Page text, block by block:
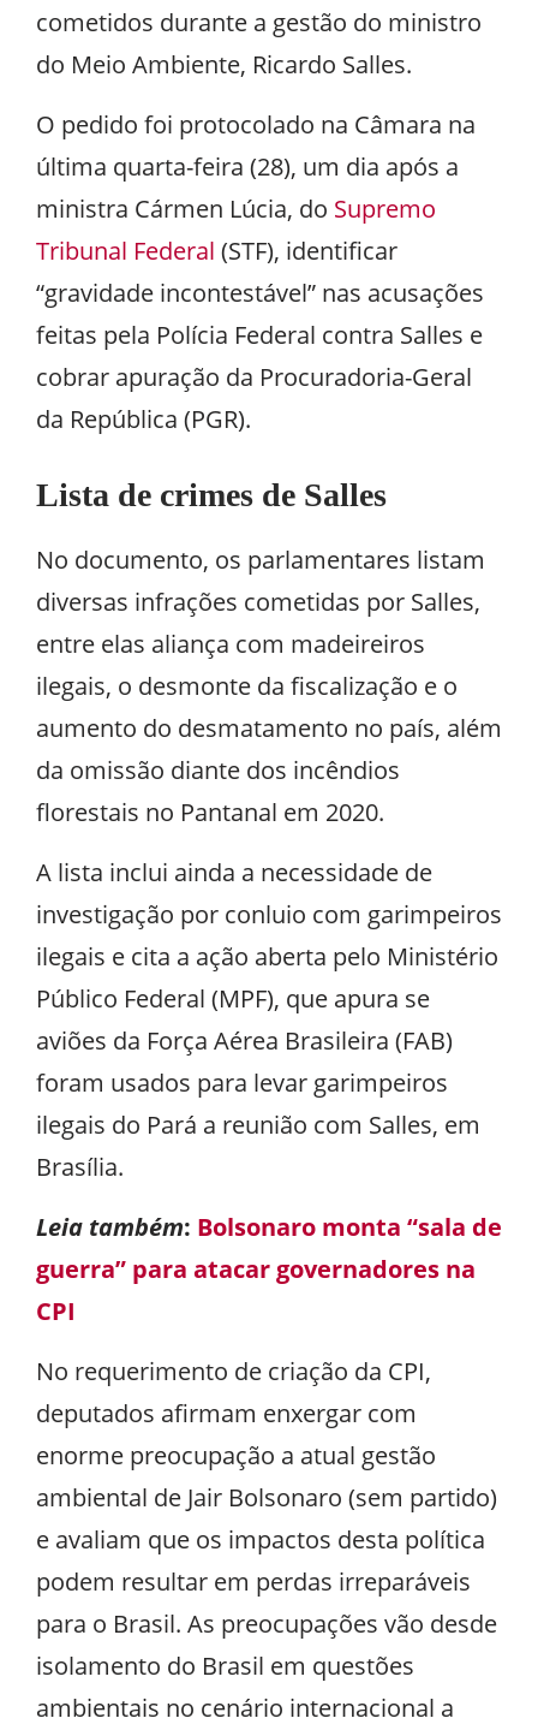
cometidos durante a gestão do ministro
do Meio Ambiente, Ricardo Salles.
O pedido foi protocolado na Câmara na
última quarta-feira (28), um dia após a
ministra Cármen Lúcia, do Supremo
Tribunal Federal (STF), identificar
“gravidade incontestável” nas acusações
feitas pela Polícia Federal contra Salles e
cobrar apuração da Procuradoria-Geral
da República (PGR).
Lista de crimes de Salles
No documento, os parlamentares listam
diversas infrações cometidas por Salles,
entre elas aliança com madeireiros
ilegais, o desmonte da fiscalização e o
aumento do desmatamento no país, além
da omissão diante dos incêndios
florestais no Pantanal em 2020.
A lista inclui ainda a necessidade de
investigação por conluio com garimpeiros
ilegais e cita a ação aberta pelo Ministério
Público Federal (MPF), que apura se
aviões da Força Aérea Brasileira (FAB)
foram usados para levar garimpeiros
ilegais do Pará a reunião com Salles, em
Brasília.
Leia também: Bolsonaro monta “sala de
guerra” para atacar governadores na
CPI
No requerimento de criação da CPI,
deputados afirmam enxergar com
enorme preocupação a atual gestão
ambiental de Jair Bolsonaro (sem partido)
e avaliam que os impactos desta política
podem resultar em perdas irreparáveis
para o Brasil. As preocupações vão desde
isolamento do Brasil em questões
ambientais no cenário internacional a